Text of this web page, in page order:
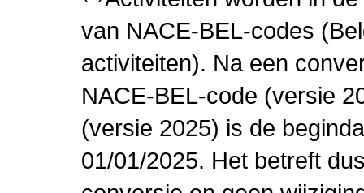
van NACE-BEL-codes
activiteiten). Na een
NACE-BEL-code (versie
(versie 2025) is de
01/01/2025. Het betreft